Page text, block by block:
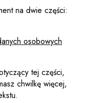
na dwie części:
osobowych
tej części,
chwilkę więcej,